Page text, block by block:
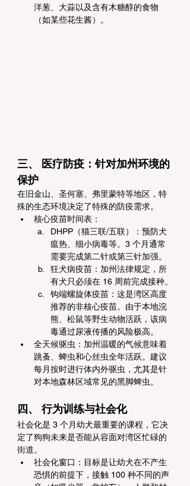
洋葱、大蒜以及含有木糖醇的食物
（如某些花生酱）。
三、 医疗防疫：针对加州环境的
保护
在旧金山、圣何塞、弗里蒙特等地区，特
殊的生态环境决定了特殊的防疫需求。
核心疫苗时间表：
DHPP（猫三联/五联）：预防犬
瘟热、细小病毒等。3 个月通常
需要完成第二针或第三针加强。
狂犬病疫苗：加州法律规定，所
有犬只必须在 16 周前完成接种。
钩端螺旋体疫苗：这是湾区高度
推荐的非核心疫苗。由于本地浣
熊、松鼠等野生动物活跃，该病
毒通过尿液传播的风险极高。
全天候驱虫：加州温暖的气候意味着
跳蚤、蜱虫和心丝虫全年活跃。建议
每月按时进行体内外驱虫，尤其是针
对本地森林区域常见的黑脚蜱虫。
四、 行为训练与社会化
社会化是 3 个月幼犬最重要的课程，它决
定了狗狗未来是否能从容面对湾区忙碌的
街道。
社会化窗口：目标是让幼犬在不产生
恐惧的前提下，接触 100 种不同的声